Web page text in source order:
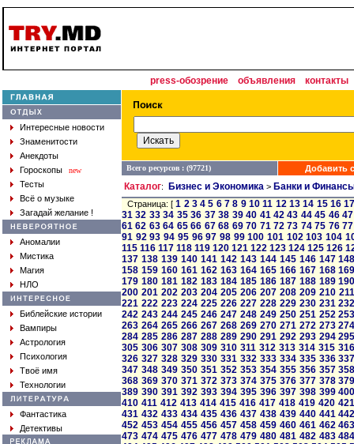
press-обозрение объявления контакты
Интересные новости
Знаменитости
Анекдоты
Гороскопы
new
Тесты
Всё о музыке
Загадай желание !
Аномалии
Мистика
Магия
НЛО
Библейские истории
Вампиры
Астрология
Психология
Твоё имя
Технологии
Фантастика
Детективы
Всего ресурсов : (97721) Добавить
Каталог: Бизнес и Экономика > Банки и
Страница: [1 2 3 4 5 6 7 8 9 10 11 12 13 14 15 16
31 32 33 34 35 36 37 38 39 40 41 42 43 44 45 46 47
61 62 63 64 65 66 67 68 69 70 71 72 73 74 75 76 77
91 92 93 94 95 96 97 98 99 100 101 102 103 104
115 116 117 118 119 120 121 122 123 124 125 126
137 138 139 140 141 142 143 144 145 146 147
158 159 160 161 162 163 164 165 166 167 168
179 180 181 182 183 184 185 186 187 188 189
200 201 202 203 204 205 206 207 208 209 210 211
221 222 223 224 225 226 227 228 229 230 231
242 243 244 245 246 247 248 249 250 251 252
263 264 265 266 267 268 269 270 271 272 273
284 285 286 287 288 289 290 291 292 293 294
305 306 307 308 309 310 311 312 313 314 315 316
326 327 328 329 330 331 332 333 334 335 336
347 348 349 350 351 352 353 354 355 356 357
368 369 370 371 372 373 374 375 376 377 378
389 390 391 392 393 394 395 396 397 398 399
410 411 412 413 414 415 416 417 418 419 420 421
431 432 433 434 435 436 437 438 439 440 441
452 453 454 455 456 457 458 459 460 461 462
473 474 475 476 477 478 479 480 481 482 483